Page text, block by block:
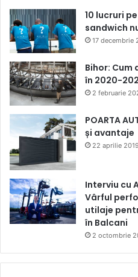
10 lucruri
sandwich
17 decembrie
Bihor:
în 2020-
2 februarie
POARTA
și avantaje
22 aprilie 2019
Interviu cu
Vârful
utilaje
în Balcani
2 octombrie